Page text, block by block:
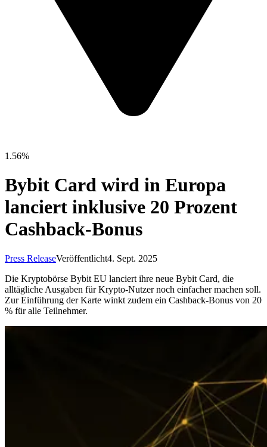
1.56%
Bybit Card wird in Europa
lanciert inklusive 20 Prozent
Cashback-Bonus
Press ReleaseVeröffentlicht4. Sept. 2025
Die Kryptobörse Bybit EU lanciert ihre neue Bybit Card, die
alltägliche Ausgaben für Krypto-Nutzer noch einfacher machen soll.
Zur Einführung der Karte winkt zudem ein Cashback-Bonus von 20
% für alle Teilnehmer.